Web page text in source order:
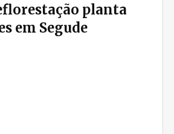
planta
em Segude